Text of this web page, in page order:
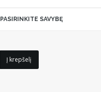
PASIRINKITE SAVYBĘ
Į krepšelį